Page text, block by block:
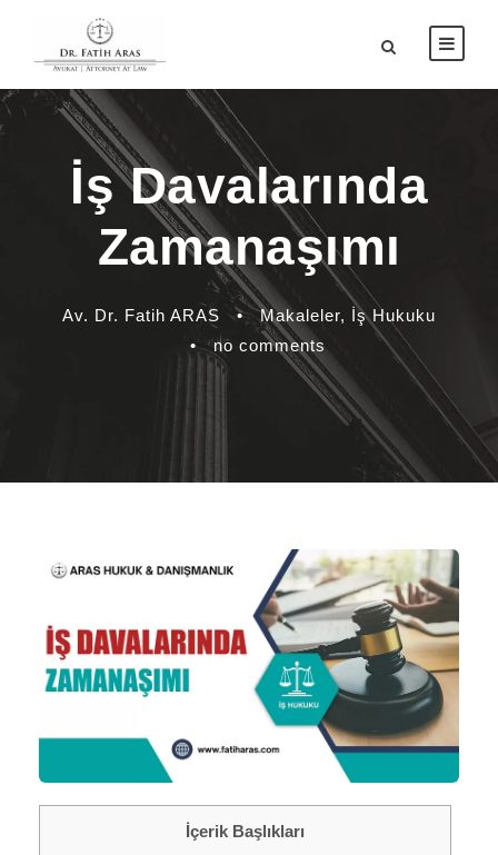
İş Davalarında
Zamanaşımı
Av. Dr. Fatih ARAS • Makaleler, İş Hukuku
•
no comments
İçerik Başlıkları